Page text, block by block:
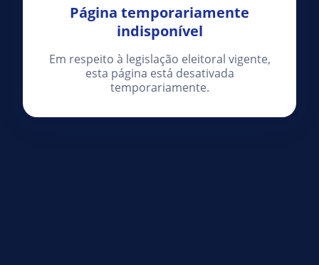
Página temporariamente
indisponível
Em respeito à legislação eleitoral vigente,
esta página está desativada
temporariamente.